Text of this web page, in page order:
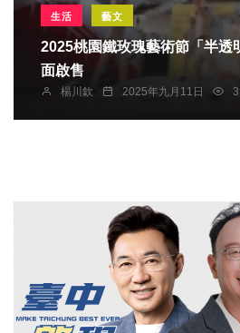
生活 藝文
2025桃園鐵玫瑰藝術節「半透
面啟售
楊川欽 2025年九月11日